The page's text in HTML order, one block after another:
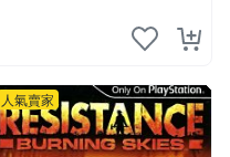
人氣賣家